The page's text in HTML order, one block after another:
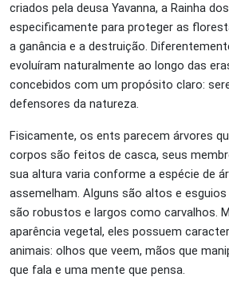
criados pela deusa Yavanna, a Rainha
especificamente para proteger as
a ganância e a destruição.
evoluíram naturalmente ao longo das
concebidos com um propósito claro:
defensores da natureza.
Fisicamente, os ents parecem árvores
corpos são feitos de casca, seus
sua altura varia conforme a espécie de
assemelham. Alguns são altos e
são robustos e largos como carvalhos.
aparência vegetal, eles possuem
animais: olhos que veem, mãos que
que fala e uma mente que pensa.